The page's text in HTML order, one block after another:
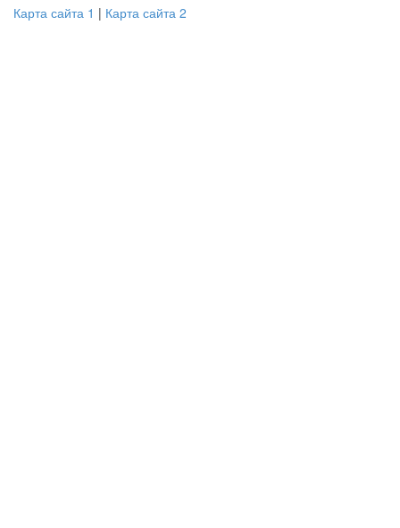
Карта сайта 1 | Карта сайта 2